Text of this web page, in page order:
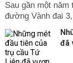
Sau gần một
đường Vành đai
đã